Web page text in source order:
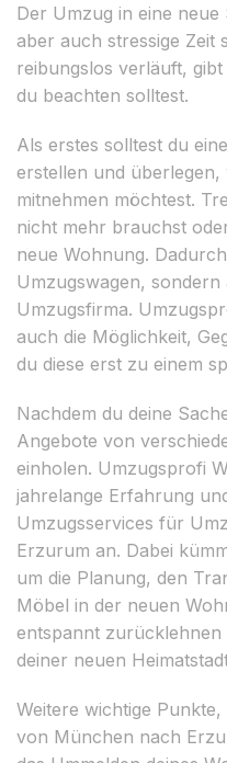
Der Umzug in eine
aber auch stressige Zeit
reibungslos verläuft, gibt
du beachten solltest.
Als erstes solltest du
erstellen und überlegen,
mitnehmen möchtest.
nicht mehr brauchst
neue Wohnung.
Umzugswagen, sondern
Umzugsfirma.
auch die Möglichkeit,
du diese erst zu einem
Nachdem du deine
Angebote von
einholen. Umzugsprofi
jahrelange Erfahrung
Umzugsservices für
Erzurum an. Dabei
um die Planung, den
Möbel in der neuen
entspannt zurücklehnen
deiner neuen
Weitere wichtige
von München nach